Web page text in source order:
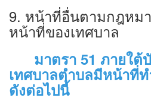
9. หน้าที่อื่นตามกฎหม
หน้าที่ของเทศบาล
มาตรา 51 ภายใต้
เทศบาลตำบลมีหน้าที่ท
ดังต่อไปนี้